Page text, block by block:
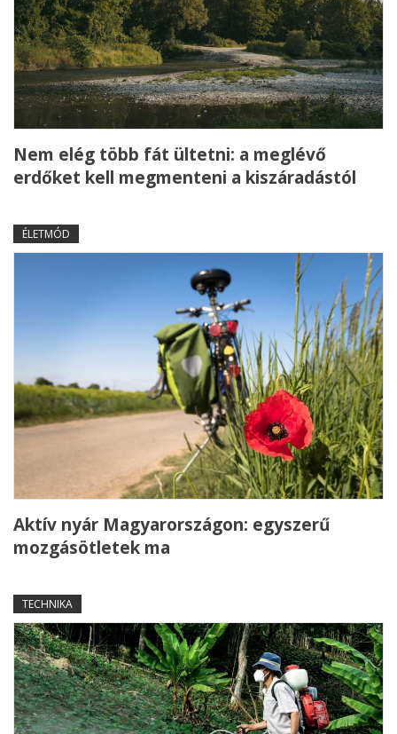
Nem elég több fát ültetni: a meglévő
erdőket kell megmenteni a kiszáradástól
ÉLETMÓD
Aktív nyár Magyarországon: egyszerű
mozgásötletek ma
TECHNIKA